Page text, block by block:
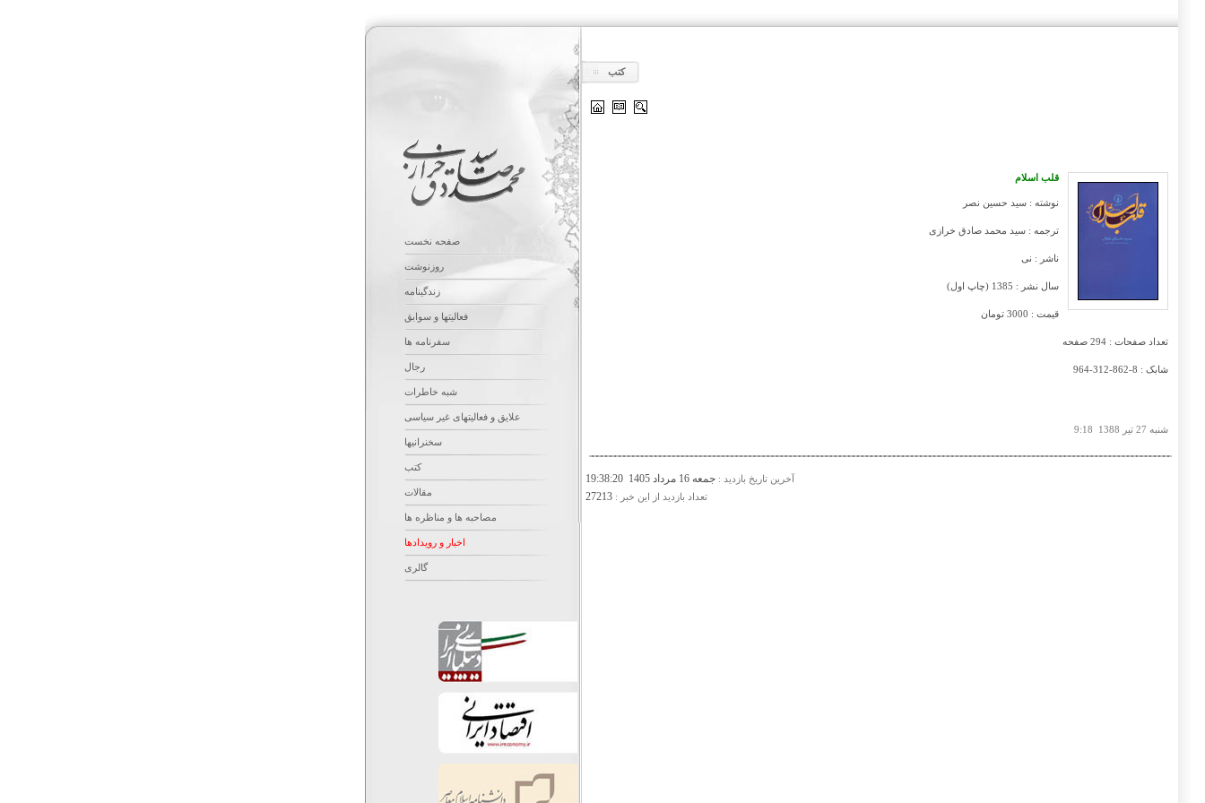
کتب
قلب اسلام
نوشته :سید حسین نصر
ترجمه : سید محمد صادق خرازی
ناشر : نی
سال نشر : 1385 (چاپ اول)
قیمت : 3000 تومان
تعداد صفحات :294 صفحه
شابک :
شنبه 27 تير 1388 9:18
آخرين تاريخ بازديد :جمعه 16 مرداد 1405 19:38:20
تعداد بازديد از اين خبر :27213
صفحه نخست
روزنوشت
زندگینامه
فعالیتها و سوابق
سفرنامه ها
رجال
شبه خاطرات
علایق و فعالیتهای غیر سیاسی
سخنرانیها
کتب
مقالات
مصاحبه ها و مناظره ها
اخبار و رویدادها
گالری